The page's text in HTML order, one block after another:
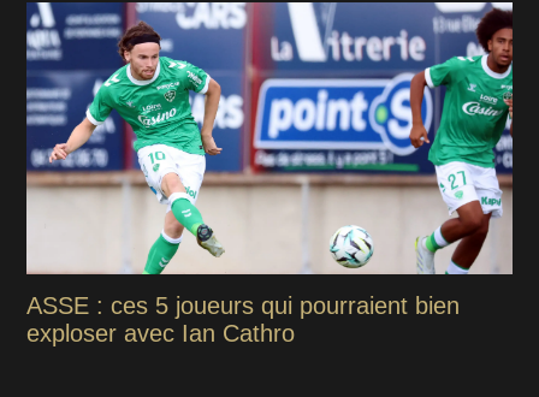
ASSE : ces 5 joueurs qui pourraient bien
exploser avec Ian Cathro